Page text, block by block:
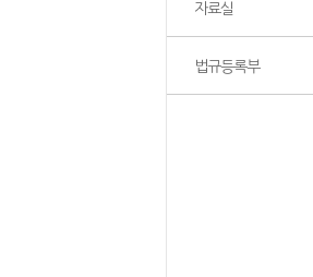
자료실
법규등록부